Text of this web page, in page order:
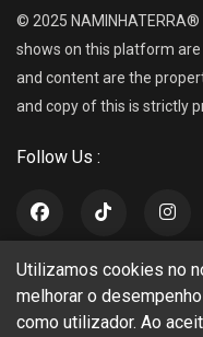
Utilizamos cookies no
melhorar o
como utilizador. Ao
© 2025 NAMINHATERRA®
shows on this platform
and content are the
and copy of this is strictly
Follow Us :
NAMINHATERRA® TV